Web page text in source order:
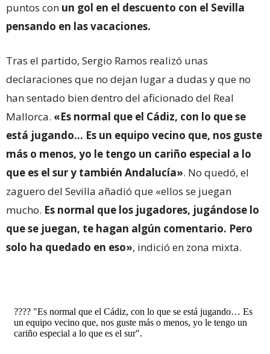
puntos con un gol en el descuento con el Sevilla
pensando en las vacaciones.
Tras el partido, Sergio Ramos realizó unas
declaraciones que no dejan lugar a dudas y que no
han sentado bien dentro del aficionado del Real
Mallorca. «Es normal que el Cádiz, con lo que se
está jugando… Es un equipo vecino que, nos guste
más o menos, yo le tengo un cariño especial a lo
que es el sur y también Andalucía». No quedó, el
zaguero del Sevilla añadió que «ellos se juegan
mucho. Es normal que los jugadores, jugándose lo
que se juegan, te hagan algún comentario. Pero
solo ha quedado en eso», indició en zona mixta.
???? "Es normal que el Cádiz, con lo que se está jugando… Es
un equipo vecino que, nos guste más o menos, yo le tengo un
cariño especial a lo que es el sur".